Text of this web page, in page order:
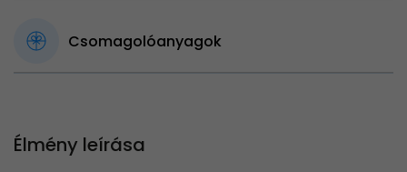
Csomagolóanyagok
Élmény leírása